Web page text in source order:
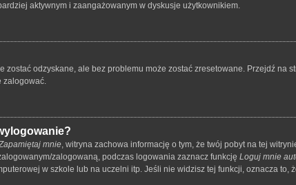
aktywnym i zaangażowanym w dyskusje użytkownikiem.
zostać odzyskane, ale bez problemu może zostać zresetowane. Przejdź na
zalogować.
mnie, witryna zachowa informację o tym, że twój pobyt na tej
zalogowaną, podczas logowania zaznacz funkcję Loguj mnie
w szkole lub na uczelni itp. Jeśli nie widzisz tej funkcji, oznacza to,